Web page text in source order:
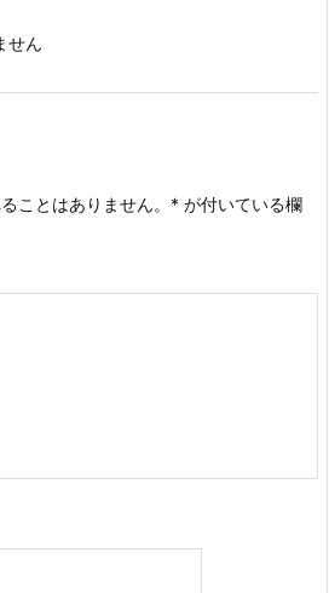
せん
ことはありません。 * が付いている欄